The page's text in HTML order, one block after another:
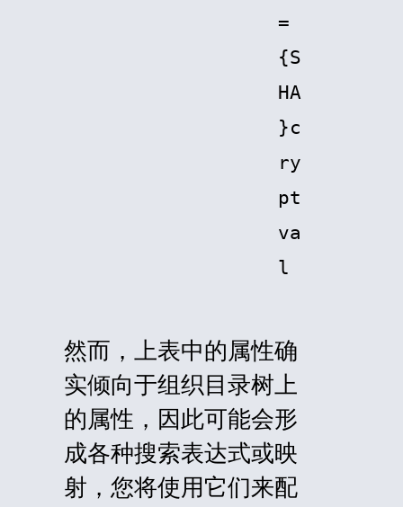
=
{S
HA
}c
ry
pt
va
l
然而，上表中的属性确
实倾向于组织目录树上
的属性，因此可能会形
成各种搜索表达式或映
射，您将使用它们来配